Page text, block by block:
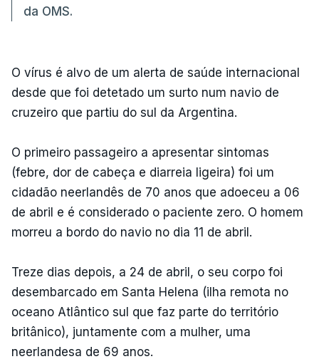
da OMS.
O vírus é alvo de um alerta de saúde internacional
desde que foi detetado um surto num navio de
cruzeiro que partiu do sul da Argentina.
O primeiro passageiro a apresentar sintomas
(febre, dor de cabeça e diarreia ligeira) foi um
cidadão neerlandês de 70 anos que adoeceu a 06
de abril e é considerado o paciente zero. O homem
morreu a bordo do navio no dia 11 de abril.
Treze dias depois, a 24 de abril, o seu corpo foi
desembarcado em Santa Helena (ilha remota no
oceano Atlântico sul que faz parte do território
britânico), juntamente com a mulher, uma
neerlandesa de 69 anos.